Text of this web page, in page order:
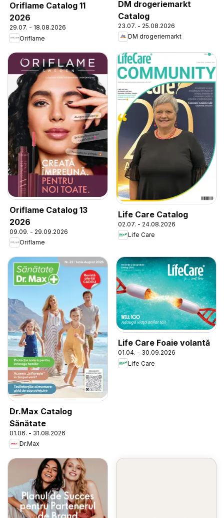
Oriflame Catalog 11
2026
29.07. - 18.08.2026
Oriflame
DM drogeriemarkt
Catalog
23.07. - 25.08.2026
DM drogeriemarkt
Oriflame Catalog 13
2026
09.09. - 29.09.2026
Oriflame
Life Care Catalog
02.07. - 24.08.2026
Life Care
Dr.Max Catalog
Sănătate
01.06. - 31.08.2026
Dr.Max
Life Care Foaie volantă
01.04. - 30.09.2026
Life Care